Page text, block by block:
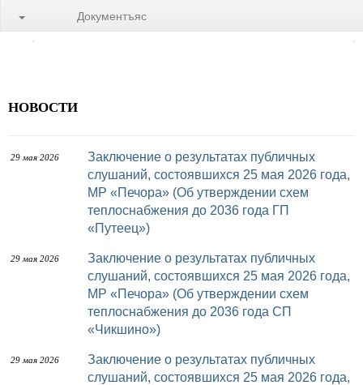
Документъяс
НОВОСТИ
29 мая 2026
Заключение о результатах публичных
слушаний, состоявшихся 25 мая 2026 года,
МР «Печора» (Об утверждении схем
теплоснабжения до 2036 года ГП
«Путеец»)
29 мая 2026
Заключение о результатах публичных
слушаний, состоявшихся 25 мая 2026 года,
МР «Печора» (Об утверждении схем
теплоснабжения до 2036 года СП
«Чикшино»)
29 мая 2026
Заключение о результатах публичных
слушаний, состоявшихся 25 мая 2026 года,